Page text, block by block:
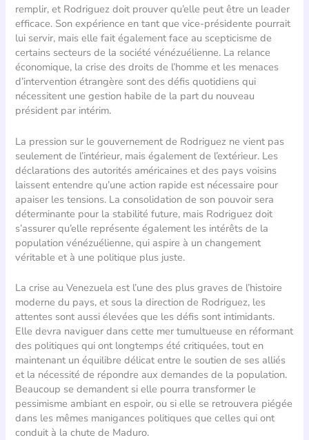
remplir, et Rodriguez doit prouver qu’elle peut être un leader
efficace. Son expérience en tant que vice-présidente pourrait
lui servir, mais elle fait également face au scepticisme de
certains secteurs de la société vénézuélienne. La relance
économique, la crise des droits de l’homme et les menaces
d’intervention étrangère sont des défis quotidiens qui
nécessitent une gestion habile de la part du nouveau
président par intérim.
La pression sur le gouvernement de Rodriguez ne vient pas
seulement de l’intérieur, mais également de l’extérieur. Les
déclarations des autorités américaines et des pays voisins
laissent entendre qu’une action rapide est nécessaire pour
apaiser les tensions. La consolidation de son pouvoir sera
déterminante pour la stabilité future, mais Rodriguez doit
s’assurer qu’elle représente également les intérêts de la
population vénézuélienne, qui aspire à un changement
véritable et à une politique plus juste.
La crise au Venezuela est l’une des plus graves de l’histoire
moderne du pays, et sous la direction de Rodriguez, les
attentes sont aussi élevées que les défis sont intimidants.
Elle devra naviguer dans cette mer tumultueuse en réformant
des politiques qui ont longtemps été critiquées, tout en
maintenant un équilibre délicat entre le soutien de ses alliés
et la nécessité de répondre aux demandes de la population.
Beaucoup se demandent si elle pourra transformer le
pessimisme ambiant en espoir, ou si elle se retrouvera piégée
dans les mêmes manigances politiques que celles qui ont
conduit à la chute de Maduro.